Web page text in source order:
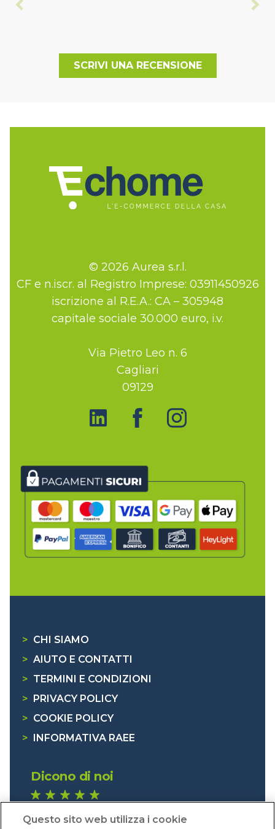
SCRIVI UNA RECENSIONE
© 2026 Aurea s.r.l.
CF e n.iscr. al Registro Imprese: 03911450926
iscrizione al R.E.A.: CA – 305948
capitale sociale 30.000 euro, i.v.
Via Pietro Leo n. 6
Cagliari
09129
> CHI SIAMO
> AIUTO E CONTATTI
> TERMINI E CONDIZIONI
>
PRIVACY POLICY
> COOKIE POLICY
>
INFORMATIVA RAEE
Dicono di noi
Eccellente (4,8)
Questo sito web utilizza i cookie